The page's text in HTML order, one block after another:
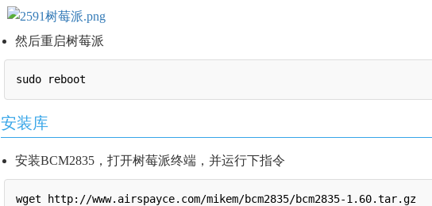
然后重启树莓派
安装库
安装BCM2835，打开树莓派终端，并运行下指令
wget http://www.airspayce.com/mikem/bcm2835/bcm2835-1.60.tar.gz